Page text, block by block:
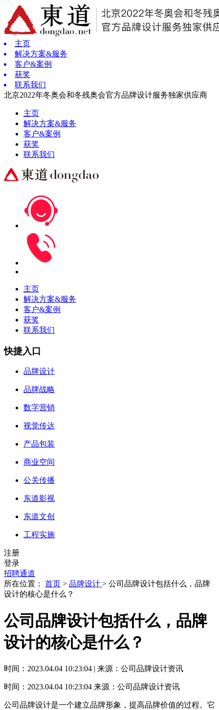
主页
解决方案&服务
客户&案例
获奖
联系我们
北京2022年冬奥会和冬残奥会官方品牌设计服务独家供应商
主页
解决方案&服务
客户&案例
获奖
联系我们
主页
解决方案&服务
客户&案例
获奖
联系我们
快捷入口
品牌设计
品牌战略
数字营销
视觉传达
产品包装
商业空间
公关传播
东道影视
东道文创
工程实施
注册
登录
招聘通道
所在位置： 首页 > 品牌设计 > 公司品牌设计包括什么，品牌
设计的核心是什么？
公司品牌设计包括什么，品牌
设计的核心是什么？
时间：2023.04.04 10:23:04 | 来源：公司品牌设计资讯
时间：2023.04.04 10:23:04 来源：公司品牌设计资讯
公司品牌设计是一个建立品牌形象，提高品牌价值的过程。它